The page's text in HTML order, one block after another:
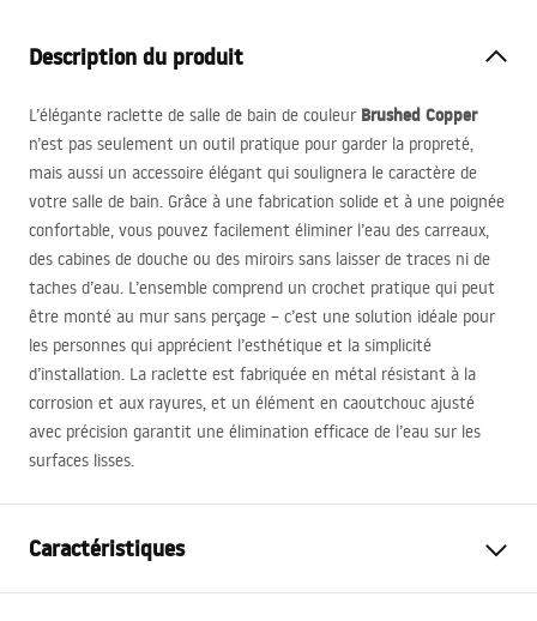
Description du produit
L’élégante raclette de salle de bain de couleur Brushed Copper
n’est pas seulement un outil pratique pour garder la propreté,
mais aussi un accessoire élégant qui soulignera le caractère de
votre salle de bain. Grâce à une fabrication solide et à une poignée
confortable, vous pouvez facilement éliminer l’eau des carreaux,
des cabines de douche ou des miroirs sans laisser de traces ni de
taches d’eau. L’ensemble comprend un crochet pratique qui peut
être monté au mur sans perçage – c’est une solution idéale pour
les personnes qui apprécient l’esthétique et la simplicité
d’installation. La raclette est fabriquée en métal résistant à la
corrosion et aux rayures, et un élément en caoutchouc ajusté
avec précision garantit une élimination efficace de l’eau sur les
surfaces lisses.
Caractéristiques